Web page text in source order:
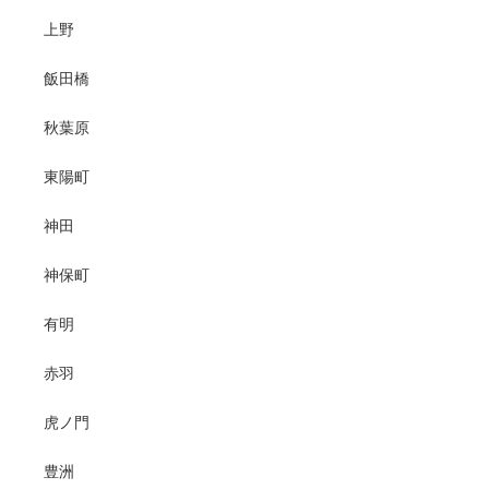
上野
飯田橋
秋葉原
東陽町
神田
神保町
有明
赤羽
虎ノ門
豊洲